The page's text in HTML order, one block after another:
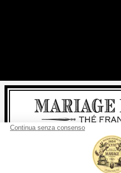
Per ogni acquisto, la